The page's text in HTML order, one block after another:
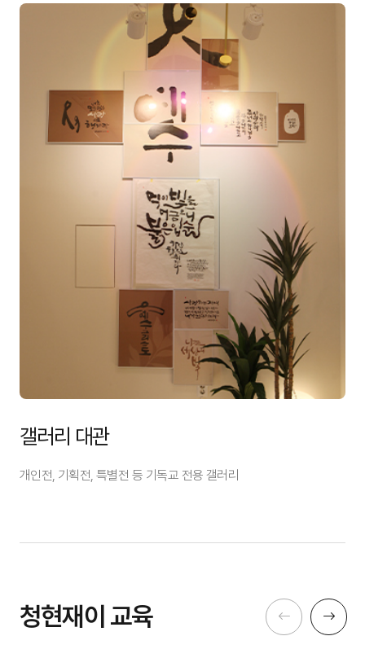
갤러리 대관
개인전, 기획전, 특별전 등 기독교 전용 갤러리
청현재이 교육